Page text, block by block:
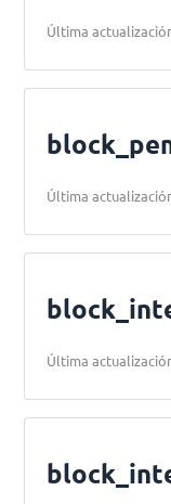
Última
Última
Última